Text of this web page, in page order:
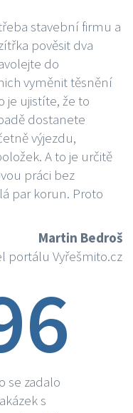
stavební firmu a
pověsit dva
do
vyměnit těsnění
je ujistíte, že to
dostanete
výjezdu,
A to je určitě
práci bez
par korun. Proto
Martin Bedroš
portálu Vyřešmito.cz
se zadalo
s